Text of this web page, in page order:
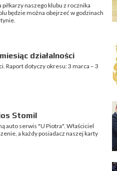
naszego klubu z rocznika
będzie można obejrzeć w godzinach
działalności
Raport dotyczy okresu: 3 marca – 3
Stomil
auto serwis "U Piotra". Właściciel
a każdy posiadacz naszej karty